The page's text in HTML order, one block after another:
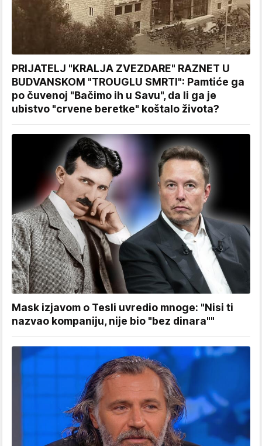
PRIJATELJ "KRALJA ZVEZDARE" RAZNET U
BUDVANSKOM "TROUGLU SMRTI": Pamtiće ga
po čuvenoj "Bačimo ih u Savu", da li ga je
ubistvo "crvene beretke" koštalo života?
Mask izjavom o Tesli uvredio mnoge: "Nisi ti
nazvao kompaniju, nije bio "bez dinara""